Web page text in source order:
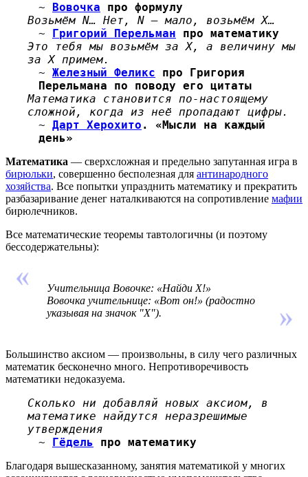
~ Вовочка про формулу
Возьмём N… Нет, N — мало, возьмём X…
~ Григорий Перельман про математику
Это тебя мы возьмём за X, а величину мы
за X примем.
~ Железный Феликс про Григория
Перельмана по поводу его цитаты
Математика становится по-настоящему
сложной, когда из неё пропадают цифры.
~ Дарт Херохито . «Мысли на каждый
день»
Математика — сверхсложная и предельно запутанная игра в
бирюльки, совершенно бесполезная для антинародного
хозяйства. Все попытки упразднить математику и прекратить
разбазаривание денег наталкиваются на сопротивление мафии
бирюлечников.
Все математические теоремы тавтологичны (и поэтому
бессодержательны):
Учительница Вовочке: «Найди X!»
Вовочка учительнице: «Вот он!» (радостно
указывая на значок "X").
Большинство аксиом — произвольны, в силу чего различных
математик бесконечно много. Непротиворечивость
математики недоказуема.
Сколько ни добавляй новых аксиом, в
математике найдутся неразрешимые
утверждения
~ Гёдель про математику
Благодаря вышесказанному, занятия математикой у многих